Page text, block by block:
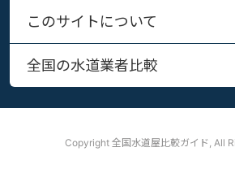
このサイトについて
全国の水道業者比較
Copyright 全国水道屋比較ガイド, All